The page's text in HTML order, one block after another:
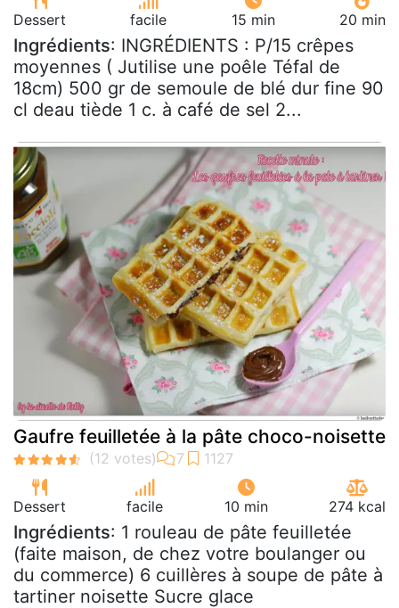
Dessert facile 15 min 20 min
Ingrédients: INGRÉDIENTS : P/15 crêpes
moyennes ( Jutilise une poêle Téfal de
18cm) 500 gr de semoule de blé dur fine 90
cl deau tiède 1 c. à café de sel 2...
Gaufre feuilletée à la pâte choco-noisette
Dessert facile 10 min 274 kcal
Ingrédients: 1 rouleau de pâte feuilletée
(faite maison, de chez votre boulanger ou
du commerce) 6 cuillères à soupe de pâte à
tartiner noisette Sucre glace